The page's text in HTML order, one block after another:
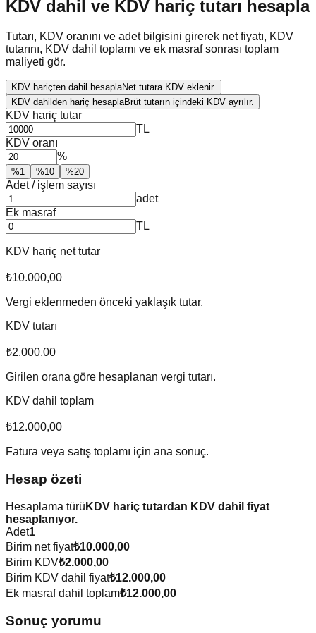
KDV dahil ve KDV hariç tutarı hesapla
Tutarı, KDV oranını ve adet bilgisini girerek net fiyatı, KDV
tutarını, KDV dahil toplamı ve ek masraf sonrası toplam
maliyeti gör.
KDV hariçten dahil hesaplaNet tutara KDV eklenir.
KDV dahilden hariç hesaplaBrüt tutarın içindeki KDV ayrılır.
KDV hariç tutar
TL
KDV oranı
%
%1 %10 %20
Adet / işlem sayısı
adet
Ek masraf
TL
KDV hariç net tutar
₺10.000,00
Vergi eklenmeden önceki yaklaşık tutar.
KDV tutarı
₺2.000,00
Girilen orana göre hesaplanan vergi tutarı.
KDV dahil toplam
₺12.000,00
Fatura veya satış toplamı için ana sonuç.
Hesap özeti
Hesaplama türü KDV hariç tutardan KDV dahil fiyat
hesaplanıyor.
Adet1
Birim net fiyat₺10.000,00
Birim KDV₺2.000,00
Birim KDV dahil fiyat₺12.000,00
Ek masraf dahil toplam₺12.000,00
Sonuç yorumu